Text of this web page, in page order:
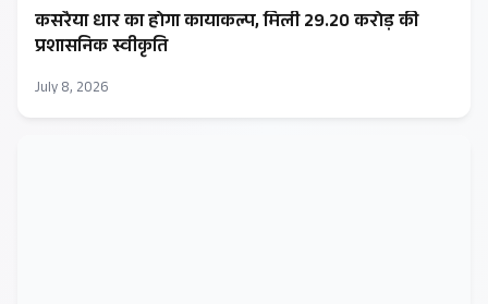
कसरैया धार का होगा कायाकल्प, मिली ₹29.20 करोड़ की
प्रशासनिक स्वीकृति
July 8, 2026